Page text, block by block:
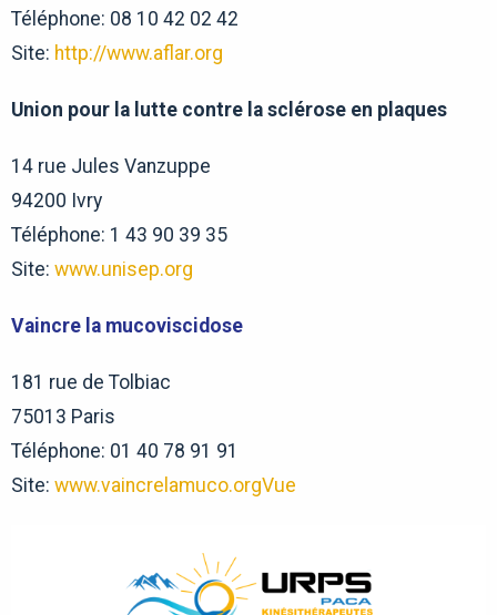
Téléphone: 08 10 42 02 42
Site: http://www.aflar.org
Union pour la lutte contre la sclérose en plaques
14 rue Jules Vanzuppe
94200 Ivry
Téléphone: 1 43 90 39 35
Site: www.unisep.org
Vaincre la mucoviscidose
181 rue de Tolbiac
75013 Paris
Téléphone: 01 40 78 91 91
Site: www.vaincrelamuco.orgVue